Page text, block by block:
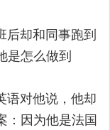
后却和同事跑到
是怎么做到
语对他说，他却
：因为他是法国